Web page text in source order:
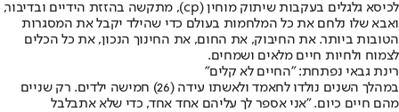
לכיסא גלגלים בעקבות שיתוק מוחין (cp), מתקשה בהזזת הידיים ובדיבור,
ואבא שלו נלחם את כל המלחמות בעולם כדי שהילד יקבל את המסגרות
הטובות ביותר. את החיבוק, את החום, את החינוך הנכון, את כל הכלים
לצמוח ולחיות חיים מלאים ושמחים.
רינת גבאי נפתחת: "החיים לא קלים"
במהלך השנים נולדו לחאמד ולאשתו עידה (26) חמישה ילדים. רק שניים
מהם חיים כיום. "אני אספר לך עליהם אחד אחד, כדי שלא אתבלבל